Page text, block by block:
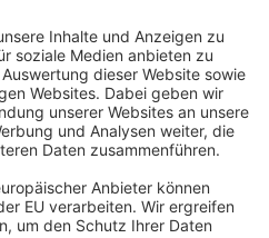
geltend gemacht werden
Senatsverwaltung für
DE 114236103
Körperschaft befreit
§5 I 9 KStg. unter der